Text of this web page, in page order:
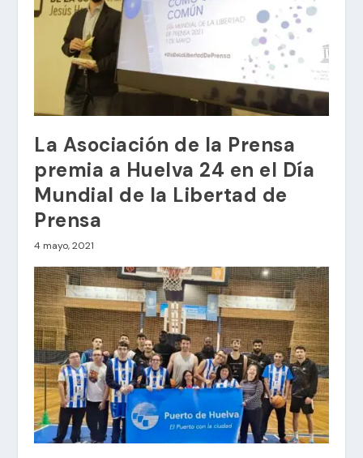
La Asociación de la Prensa
premia a Huelva 24 en el Día
Mundial de la Libertad de
Prensa
4 mayo, 2021